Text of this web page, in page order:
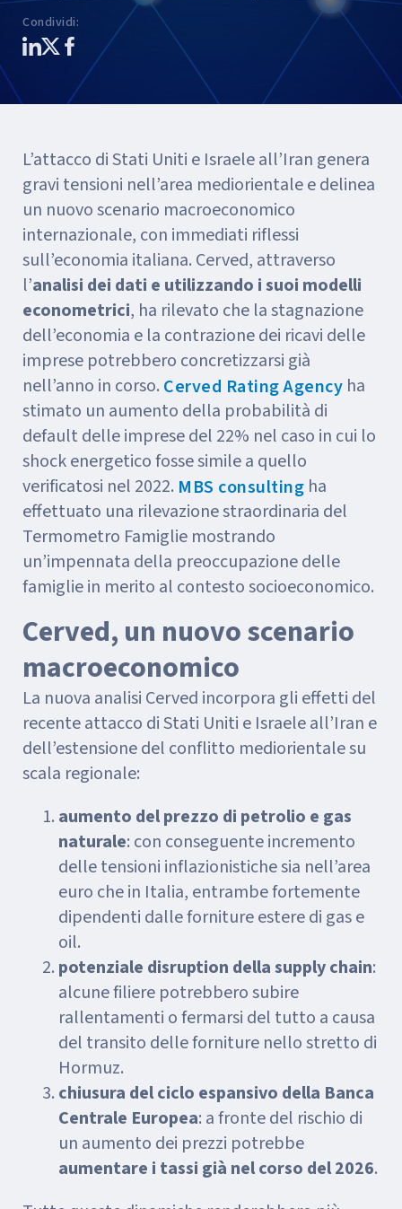
Condividi:
L’attacco di Stati Uniti e Israele all’Iran genera
gravi tensioni nell’area mediorientale e delinea
un nuovo scenario macroeconomico
internazionale, con immediati riflessi
sull’economia italiana. Cerved, attraverso
l’analisi dei dati e utilizzando i suoi modelli
econometrici, ha rilevato che la stagnazione
dell’economia e la contrazione dei ricavi delle
imprese potrebbero concretizzarsi già
nell’anno in corso. Cerved Rating Agency ha
stimato un aumento della probabilità di
default delle imprese del 22% nel caso in cui lo
shock energetico fosse simile a quello
verificatosi nel 2022. MBS consulting ha
effettuato una rilevazione straordinaria del
Termometro Famiglie mostrando
un’impennata della preoccupazione delle
famiglie in merito al contesto socioeconomico.
Cerved, un nuovo scenario
macroeconomico
La nuova analisi Cerved incorpora gli effetti del
recente attacco di Stati Uniti e Israele all’Iran e
dell’estensione del conflitto mediorientale su
scala regionale:
aumento del prezzo di petrolio e gas
naturale: con conseguente incremento
delle tensioni inflazionistiche sia nell’area
euro che in Italia, entrambe fortemente
dipendenti dalle forniture estere di gas e
oil.
potenziale disruption della supply chain:
alcune filiere potrebbero subire
rallentamenti o fermarsi del tutto a causa
del transito delle forniture nello stretto di
Hormuz.
chiusura del ciclo espansivo della Banca
Centrale Europea: a fronte del rischio di
un aumento dei prezzi potrebbe
aumentare i tassi già nel corso del 2026.